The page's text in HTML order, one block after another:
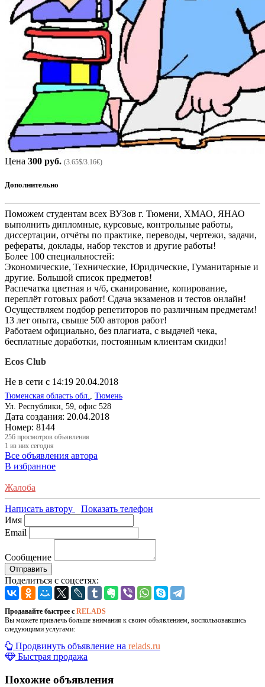
Цена 300 руб. (3.65$/3.16€)
Дополнительно
Поможем студентам всех ВУЗов г. Тюмени, ХМАО, ЯНАО
выполнить дипломные, курсовые, контрольные работы,
диссертации, отчёты по практике, переводы, чертежи, задачи,
рефераты, доклады, набор текстов и другие работы!
Более 100 специальностей:
Экономические, Технические, Юридические, Гуманитарные и
другие. Большой список предметов!
Распечатка цветная и ч/б, сканирование, копирование,
переплёт готовых работ! Сдача экзаменов и тестов онлайн!
Осуществляем подбор репетиторов по различным предметам!
13 лет опыта, свыше 500 авторов работ!
Работаем официально, без плагиата, с выдачей чека,
бесплатные доработки, постоянным клиентам скидки!
Ecos Club
Не в сети с 14:19 20.04.2018
Тюменская область обл.
Тюмень
Ул. Республики, 59, офис 528
Дата создания: 20.04.2018
Номер: 8144
256 просмотров объявления
1 из них сегодня
Все объявления автора
В избранное
Жалоба
Написать автору
Показать телефон
Имя
Email
Сообщение
Отправить
Поделиться с соцсетях:
Продавайте быстрее с RELADS
Вы можете привлечь больше внимания к своим объявлением, воспользовавшись
следующими услугами:
Продвинуть объявление на relads.ru
Быстрая продажа
Похожие объявления